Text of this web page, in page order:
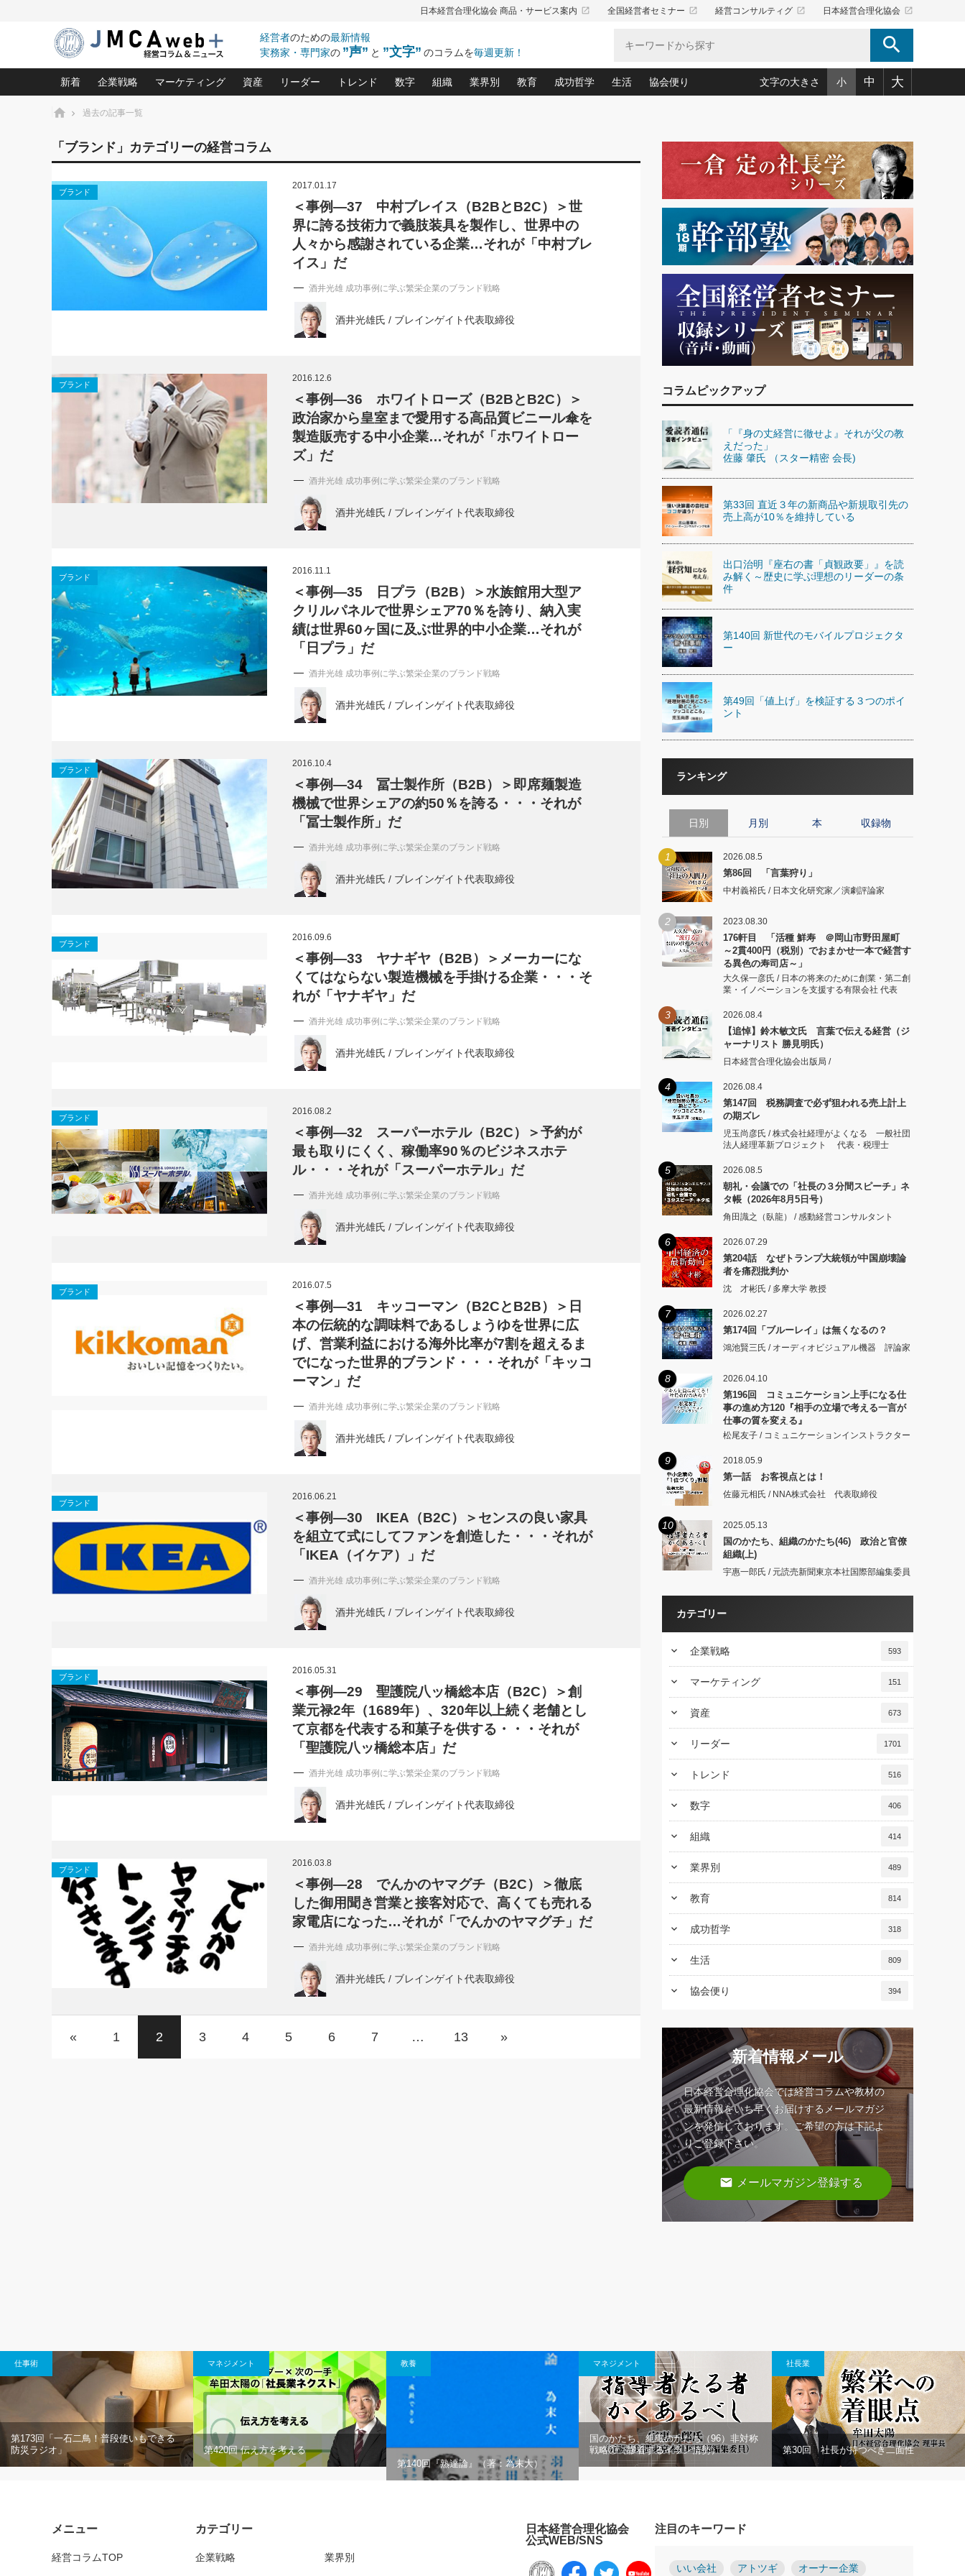
日本経営合理化協会 商品・サービス案内 launch 全国経営者セミナー launch 経営コンサルティグ launch 日本経営合理化協会 launch
経営者のための最新情報
実務家・専門家の ”声” と ”文字” のコラムを毎週更新！ search
新着
朝礼・会議での「社長の３分間
スピーチ」ネタ帳（2026年8月5
第109話 伝統的産品を21世紀
に生かし切る！
2026.08.5
第86回 「言葉狩り」
2026.08.5
社長は「能力」の前に「資質」
が大事／社長業ネクスト #445
【追悼】鈴木敏文氏 言葉で伝
える経営（ジャーナリスト 勝
もっとみる
企業戦略
中小企業の「１位づくり」戦略(96)
利益を最大化する「業務改善」横田尚哉氏(5)
強い会社を築く ビジネス・クリニック(240)
日本レーザー「人を大切にしながら利益を上げる経営」の極意
(3)
武器としてのM&A入門(3)
社長のための“儲かる通販”戦略視点(151)
マーケティング
ネット戦略成功の秘訣 圧倒的に儲かる仕組みづくり講座(12)
ビジネスを一瞬で制する！一流グローバル経営者は知ってい
大復活＆快進撃！ユニバーサルスタジオジャパンの成功要因と
は(5)
最高の自分を表現する 成功イメージ戦略(77)
酒井光雄 成功事例に学ぶ繁栄企業のブランド戦略(39)
資産
あなたの会社と資産を守る一手(171)
どうなる金融業界(39)
中国経済の最新動向(204)
事業承継の前に、決めておきたい、知っておきたい、やってお
きたいコト(12)
会社と社長のための資産管理講座(95)
深読み企業分析(152)
リーダー
ビジネスリーダー×次の一手「牟田太陽の社長業ネクスト」
ピョートル・F・グジバチの『経営戦略の新常識』(12)
指導者たる者かくあるべし(635)
朝礼・会議での「社長の３分間スピーチ」ネタ帳(159)
楠木建の「経営知になる考え方」(57)
次もあなたにお願いしたいと思われる「一流の仕事術」(28)
社長の口ぐせ経営哲学(100)
トレンド
北村森の「今月のヒット商品」(109)
次の売れ筋をつかむ術(102)
社長のメシの種 4.0(206)
数字
おカネが残る決算書にするために、やっておきたいこと(34)
強い決算書の会社はココが違う！(36)
損益分岐点を下げる、Ｐ／Ｌ不況時代の新戦略(12)
決算書の“見える化”術(12)
ろ」(149)
組織
中小企業の新たな法律リスク(178)
賃金決定の定石(68)
顧客・社員・社会から支持される「ウェルビーイング経営入
門」(23)
業界別
売れる住宅を創る 100の視点(100)
柿内幸夫─社長のための現場改善(174)
教育
あなただからお願いしたいと思われる 気配りの達人(127)
クレーム対応の新知識と新常識(57)
デキル社員に育てる！ 社員教育の決め手(203)
業績アップにつながる！ワンランク上の手紙・メール術(100)
成功哲学
中国哲学に学ぶ 不況は会社守成の好機(38)
令和時代の「社長の人間力の磨き方」(86)
先人の名句名言の教え 東洋思想に学ぶ経営学(132)
渡部昇一の「日本の指導者たち」(32)
経営に活かす“十八史略”(30)
生活
おのころ心平の ──社長のための「か・ら・だマネジメント」
デジタルＡＶを味方に！新・仕事術(180)
リーダー脳の鍛え方(32)
ワインを楽しむ基礎レッスン(12)
必読！社長が読むべき今月の4冊(88)
眼と耳で楽しむ読書術(162)
社長の「氣」(30)
米国スポーツ・ビジネスに学ぶ心理学(98)
高橋一喜の『これぞ！"本物の温泉"』(157)
協会便り
「愛読者通信」著者インタビュー(44)
ビジネス見聞録 経営ニュース(100)
作間信司の経営無形庵(けいえいむぎょうあん)(166)
繁栄への着眼点 牟田太陽(76)
講話を聞いて学ぼう 実学・耳学・磨く「ミミガク」のすすめ
(7)
文字の大きさ 小 中 大
ホーム 過去の記事一覧
「ブランド」カテゴリーの経営コラム
ブランド
2017.01.17
＜事例―37 中村ブレイス（B2BとB2C）＞世
界に誇る技術力で義肢装具を製作し、世界中の
人々から感謝されている企業…それが「中村ブレ
イス」だ
酒井光雄 成功事例に学ぶ繁栄企業のブランド戦略
酒井光雄氏 / ブレインゲイト代表取締役
ブランド
2016.12.6
＜事例―36 ホワイトローズ（B2BとB2C）＞
政治家から皇室まで愛用する高品質ビニール傘を
製造販売する中小企業…それが「ホワイトロー
ズ」だ
酒井光雄 成功事例に学ぶ繁栄企業のブランド戦略
酒井光雄氏 / ブレインゲイト代表取締役
ブランド
2016.11.1
＜事例―35 日プラ（B2B）＞水族館用大型ア
クリルパネルで世界シェア70％を誇り、納入実
績は世界60ヶ国に及ぶ世界的中小企業…それが
「日プラ」だ
酒井光雄 成功事例に学ぶ繁栄企業のブランド戦略
酒井光雄氏 / ブレインゲイト代表取締役
ブランド
2016.10.4
＜事例―34 冨士製作所（B2B）＞即席麺製造
機械で世界シェアの約50％を誇る・・・それが
「冨士製作所」だ
酒井光雄 成功事例に学ぶ繁栄企業のブランド戦略
酒井光雄氏 / ブレインゲイト代表取締役
ブランド
2016.09.6
＜事例―33 ヤナギヤ（B2B）＞メーカーにな
くてはならない製造機械を手掛ける企業・・・そ
れが「ヤナギヤ」だ
酒井光雄 成功事例に学ぶ繁栄企業のブランド戦略
酒井光雄氏 / ブレインゲイト代表取締役
ブランド
2016.08.2
＜事例―32 スーパーホテル（B2C）＞予約が
最も取りにくく、稼働率90％のビジネスホテ
ル・・・それが「スーパーホテル」だ
酒井光雄 成功事例に学ぶ繁栄企業のブランド戦略
酒井光雄氏 / ブレインゲイト代表取締役
ブランド
2016.07.5
＜事例―31 キッコーマン（B2CとB2B）＞日
本の伝統的な調味料であるしょうゆを世界に広
げ、営業利益における海外比率が7割を超えるま
でになった世界的ブランド・・・それが「キッコ
ーマン」だ
酒井光雄 成功事例に学ぶ繁栄企業のブランド戦略
酒井光雄氏 / ブレインゲイト代表取締役
ブランド
2016.06.21
＜事例―30 IKEA（B2C）＞センスの良い家具
を組立て式にしてファンを創造した・・・それが
「IKEA（イケア）」だ
酒井光雄 成功事例に学ぶ繁栄企業のブランド戦略
酒井光雄氏 / ブレインゲイト代表取締役
ブランド
2016.05.31
＜事例―29 聖護院八ッ橋総本店（B2C）＞創
業元禄2年（1689年）、320年以上続く老舗とし
て京都を代表する和菓子を供する・・・それが
「聖護院八ッ橋総本店」だ
酒井光雄 成功事例に学ぶ繁栄企業のブランド戦略
酒井光雄氏 / ブレインゲイト代表取締役
ブランド
2016.03.8
＜事例―28 でんかのヤマグチ（B2C）＞徹底
した御用聞き営業と接客対応で、高くても売れる
家電店になった…それが「でんかのヤマグチ」だ
酒井光雄 成功事例に学ぶ繁栄企業のブランド戦略
酒井光雄氏 / ブレインゲイト代表取締役
« 1 2 3 4 5 6 7 … 13 »
コラムピックアップ
「『身の丈経営に徹せよ』それが父の教
えだった」
佐藤 肇氏 （スター精密 会長)
第33回 直近３年の新商品や新規取引先の
売上高が10％を維持している
出口治明『座右の書「貞観政要」』を読
み解く～歴史に学ぶ理想のリーダーの条
件
第140回 新世代のモバイルプロジェクタ
ー
第49回「値上げ」を検証する３つのポイ
ント
ランキング
日別 月別 本 収録物
1 2026.08.5
第86回 「言葉狩り」
中村義裕氏 / 日本文化研究家／演劇評論家
2 2023.08.30
176軒目 「活種 鮮寿 ＠岡山市野田屋町
～2貫400円（税別）でおまかせ一本で経営す
る異色の寿司店～」
大久保一彦氏 / 日本の将来のために創業・第二創
業・イノベーションを支援する有限会社 代表
3 2026.08.4
【追悼】鈴木敏文氏 言葉で伝える経営（ジ
ャーナリスト 勝見明氏）
日本経営合理化協会出版局 /
4 2026.08.4
第147回 税務調査で必ず狙われる売上計上
の期ズレ
児玉尚彦氏 / 株式会社経理がよくなる 一般社団
法人経理革新プロジェクト 代表・税理士
5 2026.08.5
朝礼・会議での「社長の３分間スピーチ」ネ
タ帳（2026年8月5日号）
角田識之（臥龍） / 感動経営コンサルタント
6 2026.07.29
第204話 なぜトランプ大統領が中国崩壊論
者を痛烈批判か
沈 才彬氏 / 多摩大学 教授
7 2026.02.27
第174回「ブルーレイ」は無くなるの？
鴻池賢三氏 / オーディオビジュアル機器 評論家
8 2026.04.10
第196回 コミュニケーション上手になる仕
事の進め方120『相手の立場で考える一言が
仕事の質を変える』
松尾友子 / コミュニケーションインストラクター
9 2018.05.9
第一話 お客視点とは！
佐藤元相氏 / NNA株式会社 代表取締役
10 2025.05.13
国のかたち、組織のかたち(46) 政治と官僚
組織(上)
宇惠一郎氏 / 元読売新聞東京本社国際部編集委員
カテゴリー
keyboard_arrow_down 企業戦略 593
keyboard_arrow_down マーケティング 151
keyboard_arrow_down 資産 673
keyboard_arrow_down リーダー 1701
keyboard_arrow_down トレンド 516
keyboard_arrow_down 数字 406
keyboard_arrow_down 組織 414
keyboard_arrow_down 業界別 489
keyboard_arrow_down 教育 814
keyboard_arrow_down 成功哲学 318
keyboard_arrow_down 生活 809
keyboard_arrow_down 協会便り 394
新着情報メール
日本経営合理化協会では経営コラムや教材の
最新情報をいち早くお届けするメールマガジ
ンを発信しております。ご希望の方は下記よ
りご登録下さい。
email メールマガジン登録する
仕事術
第173回「一石二鳥！普段使いもできる
防災ラジオ」
マネジメント
第420回 伝え方を考える
教養
第140回『熟達論』（著：為末大）
マネジメント
国のかたち、組織のかたち（96）非対称
戦略①（膠着するイラン情勢）
社長業
第30回 社長が持つべき二面性
注目のキーワード
いい会社 アトツギ オーナー企業
日本経営合理化協会
公式WEB/SNS
メニュー
経営コラムTOP
カテゴリー
企業戦略 業界別